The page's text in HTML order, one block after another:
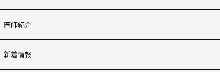
医師紹介
新着情報